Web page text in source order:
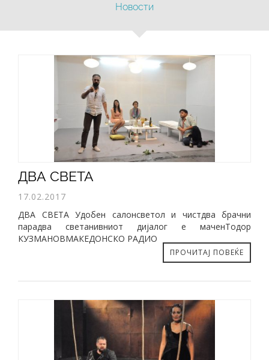
Новости
ДВА СВЕТА
17.02.2017
ДВА СВЕТА Удобен салонсветол и чистдва брачни
парадва светанивниот дијалог е маченТодор
КУЗМАНОВМАКЕДОНСКО РАДИО
ПРОЧИТАЈ ПОВЕЌЕ